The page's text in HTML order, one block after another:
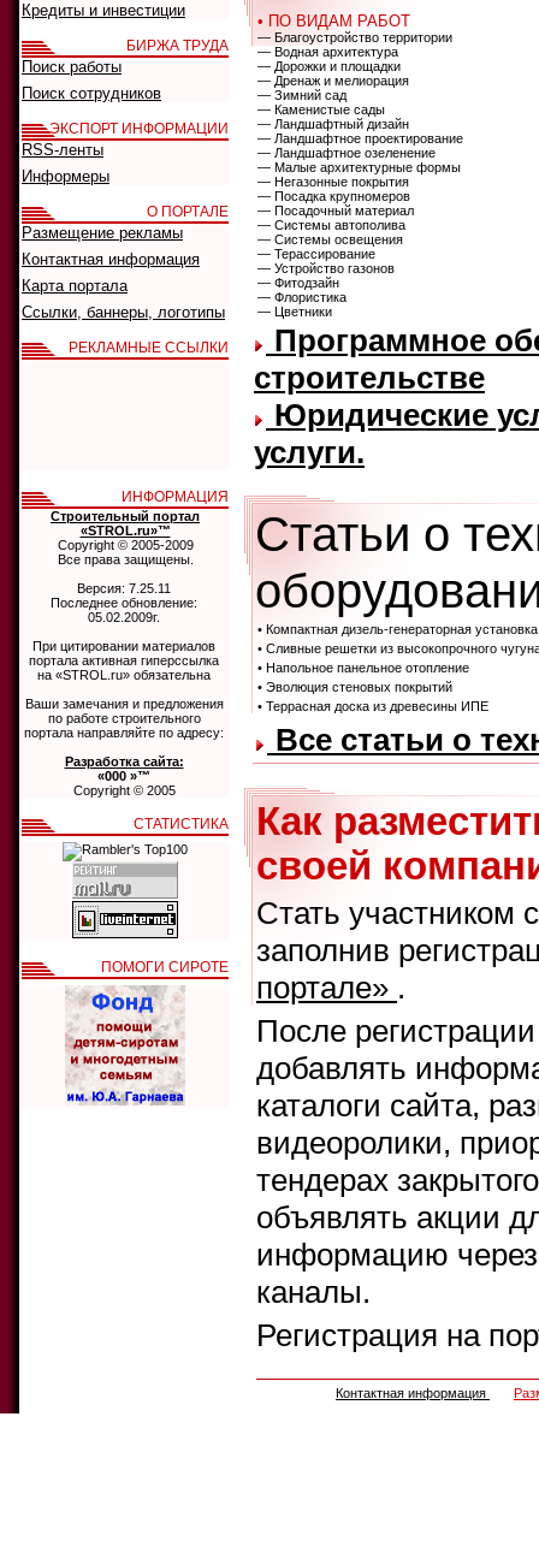
• ПО ВИДАМ РАБОТ
— Благоустройство территории
— Водная архитектура
— Дорожки и площадки
— Дренаж и мелиорация
— Зимний сад
— Каменистые сады
— Ландшафтный дизайн
— Ландшафтное проектирование
— Ландшафтное озеленение
— Малые архитектурные формы
— Негазонные покрытия
— Посадка крупномеров
— Посадочный материал
— Системы автополива
— Системы освещения
— Терассирование
— Устройство газонов
— Фитодзайн
— Флористика
— Цветники
Программное
строительстве
Юридические
услуги.
Статьи о
• Компактная дизель-генераторная
• Сливные решетки из высокопрочного
• Напольное панельное отопление
• Эволюция стеновых покрытий
• Террасная доска из древесины ИПЕ
Все статьи о
Как
своей
Стать участником
заполнив
портале» .
После
добавлять
каталоги сайта,
видеоролики,
тендерах
объявлять акции
информацию
каналы.
Регистрация на
Контактная информация
Кредиты и инвестиции
БИРЖА ТРУДА
Поиск работы
Поиск сотрудников
ЭКСПОРТ ИНФОРМАЦИИ
RSS-ленты
Информеры
О ПОРТАЛЕ
Размещение рекламы
Контактная информация
Карта портала
Ссылки, баннеры, логотипы
РЕКЛАМНЫЕ ССЫЛКИ
ИНФОРМАЦИЯ
Строительный портал
«STROL.ru»™
Copyright © 2005-2009
Все права защищены.
Версия: 7.25.11
Последнее обновление:
05.02.2009г.
При цитировании материалов
портала активная гиперссылка
на «STROL.ru» обязательна
Ваши замечания и предложения
по работе строительного
портала направляйте по адресу:
Разработка сайта:
«000 »™
Copyright © 2005
СТАТИСТИКА
ПОМОГИ СИРОТЕ